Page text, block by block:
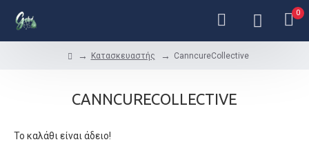
0
Κατασκευαστής CanncureCollective
CANNCURECOLLECTIVE
Το καλάθι είναι άδειο!